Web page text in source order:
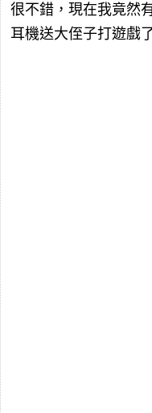
很不錯，現在我竟然
耳機送大侄子打遊戲